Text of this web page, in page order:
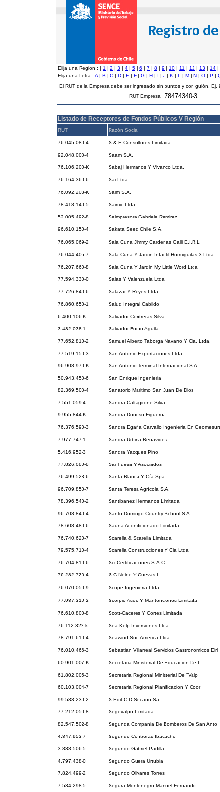
Elija una Region : | 1 | 2 | 3 | 4 | 5 | 6 | 7 | 8 | 9 | 10 | 11 | 12 | 13 | 14 |
Elija una Letra : A | B | C | D | E | F | G | H | I | J | K | L | M | N | O | P |
El RUT de la Empresa debe ser ingresado sin puntos y con guión, Ej.
RUT Empresa
Listado de Receptores de Fondos Públicos V Región
RUT Razón Social
76.045.080-4 S & E Consultores Limitada
92.048.000-4 Saam S.A.
76.106.200-K Sabaj Hermanos Y Vivanco Ltda.
76.164.360-6 Sai Ltda
76.092.203-K Saim S.A.
78.418.140-5 Saimic Ltda
52.005.492-8 Saimpresora Gabriela Ramirez
96.610.150-4 Sakata Seed Chile S.A.
76.065.069-2 Sala Cuna Jimmy Cardenas Galli E.I.R.L
76.044.405-7 Sala Cuna Y Jardin Infantil Hormiguitas 3 Ltda.
76.207.660-8 Sala Cuna Y Jardin My Little Word Ltda
77.594.330-0 Salas Y Valenzuela Ltda.
77.726.840-6 Salazar Y Reyes Ltda
76.860.650-1 Salud Integral Cabildo
6.400.106-K Salvador Contreras Silva
3.432.038-1 Salvador Forno Aguila
77.652.810-2 Samuel Alberto Taborga Navarro Y Cia. Ltda.
77.519.150-3 San Antonio Exportaciones Ltda.
96.908.970-K San Antonio Terminal Internacional S.A.
50.943.450-6 San Enrique Ingenieria
82.369.500-4 Sanatorio Maritimo San Juan De Dios
7.551.059-4 Sandra Caltagirone Silva
9.955.844-K Sandra Donoso Figueroa
76.376.590-3 Sandra Egaña Carvallo Ingenieria En
7.977.747-1 Sandra Urbina Benavides
5.416.952-3 Sandra Yacques Pino
77.826.080-8 Sanhuesa Y Asociados
76.499.523-6 Santa Blanca Y Cía Spa
96.709.850-7 Santa Teresa Agrícola S.A.
78.396.540-2 Santibanez Hermanos Limitada
96.708.840-4 Santo Domingo Country School S A
78.608.480-6 Sauna Acondicionado Limitada
76.740.620-7 Scarella & Scarella Limitada
79.575.710-4 Scarella Construcciones Y Cia Ltda
76.704.810-6 Sci Certificaciones S.A.C.
76.282.720-4 S.C.Neine Y Cuevas L
76.070.050-9 Scope Ingenieria Ltda.
77.987.310-2 Scorpio Aseo Y Mantenciones Limitada
76.610.800-8 Scott-Caceres Y Cortes Limitada
76.112.322-k Sea Kelp Inversiones Ltda
78.791.610-4 Seawind Sud America Ltda.
76.010.466-3 Sebastian Villarreal Servicios Gastronomicos Eirl
60.901.007-K Secretaria Ministerial De Educacion De L
61.802.005-3 Secretaria Regional Ministerial De "Valp
60.103.004-7 Secretaria Regional Planificacion Y Coor
99.533.230-2 S.Edit.C.D.Secano Sa
77.212.050-8 Segevalpo Limitada
82.547.502-8 Segunda Compania De Bomberos De San Anto
4.847.953-7 Segundo Contreras Ibacache
3.888.506-5 Segundo Gabriel Padilla
4.797.438-0 Segundo Guera Urtubia
7.824.499-2 Segundo Olivares Torres
7.534.298-5 Segura Montenegro Manuel Fernando